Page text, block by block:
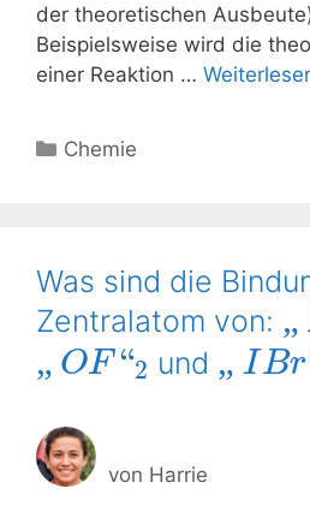
der theoretischen
Beispielsweise wird die
einer Reaktion …
Kategorien
Chemie
Was sind die
Zentralatom von: „
„ OF “2 und „ IBr
von Harrie